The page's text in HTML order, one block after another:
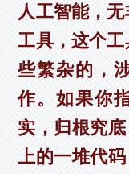
人工智能，
工具，这个
些繁杂的，
作。如果你
实，归根究
上的一堆代